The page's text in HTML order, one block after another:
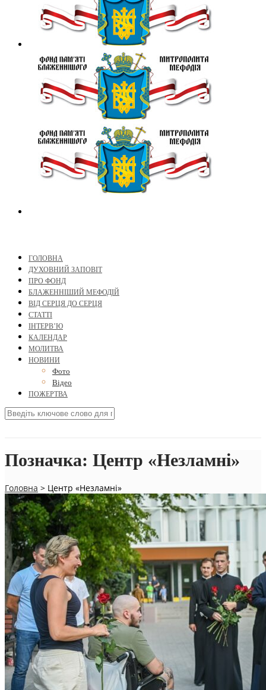
ГОЛОВНА
ДУХОВНИЙ ЗАПОВІТ
ПРО ФОНД
БЛАЖЕННІШИЙ МЕФОДІЙ
ВІД СЕРЦЯ ДО СЕРЦЯ
СТАТТІ
ІНТЕРВ’Ю
КАЛЕНДАР
МОЛИТВА
НОВИНИ
Фото
Відео
ПОЖЕРТВА
Позначка: Центр «Незламні»
Головна > Центр «Незламні»